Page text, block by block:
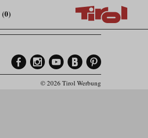
(0)
© 2026 Tirol Werbung